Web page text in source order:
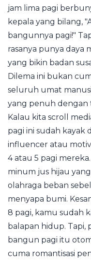
jam lima pagi
kepala yang bilang,
bangunnya pagi!"
rasanya punya daya
yang bikin badan
Dilema ini bukan
seluruh umat
yang penuh
Kalau kita scroll
pagi ini sudah kayak
influencer atau
4 atau 5 pagi
minum jus hijau
olahraga beban
menyapa bumi.
8 pagi, kamu sudah
balapan hidup. Tapi,
bangun pagi itu
cuma romantisasi